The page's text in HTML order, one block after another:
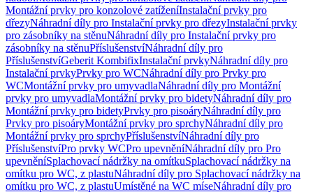
Montážní prvky pro konzolové zatíženíInstalační prvky pro
dřezyNáhradní díly pro Instalační prvky pro dřezyInstalační prvky
pro zásobníky na stěnuNáhradní díly pro Instalační prvky pro
zásobníky na stěnuPříslušenstvíNáhradní díly pro
PříslušenstvíGeberit KombifixInstalační prvkyNáhradní díly pro
Instalační prvkyPrvky pro WCNáhradní díly pro Prvky pro
WCMontážní prvky pro umyvadlaNáhradní díly pro Montážní
prvky pro umyvadlaMontážní prvky pro bidetyNáhradní díly pro
Montážní prvky pro bidetyPrvky pro pisoáryNáhradní díly pro
Prvky pro pisoáryMontážní prvky pro sprchyNáhradní díly pro
Montážní prvky pro sprchyPříslušenstvíNáhradní díly pro
PříslušenstvíPro prvky WCPro upevněníNáhradní díly pro Pro
upevněníSplachovací nádržky na omítkuSplachovací nádržky na
omítku pro WC, z plastuNáhradní díly pro Splachovací nádržky na
omítku pro WC, z plastuUmístěné na WC míseNáhradní díly pro